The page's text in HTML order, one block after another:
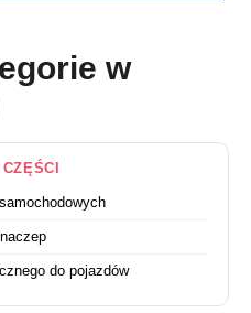
w
do pojazdów